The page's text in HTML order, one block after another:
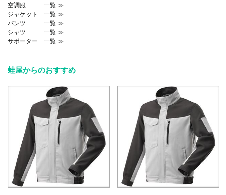
空調服 一覧 ≫
ジャケット 一覧 ≫
パンツ 一覧 ≫
シャツ 一覧 ≫
サポーター 一覧 ≫
蛙屋からのおすすめ